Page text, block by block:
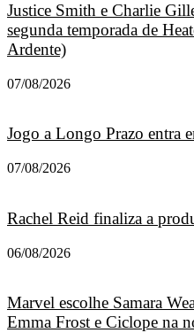
Justice Smith e Charlie
segunda temporada de
Ardente)
07/08/2026
Jogo a Longo Prazo entra
07/08/2026
Rachel Reid finaliza a
06/08/2026
Marvel escolhe Samara
Emma Frost e Ciclope na